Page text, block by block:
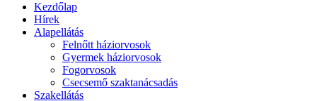
Kezdőlap
Hírek
Alapellátás
Felnőtt háziorvosok
Gyermek háziorvosok
Fogorvosok
Csecsemő szaktanácsadás
Szakellátás